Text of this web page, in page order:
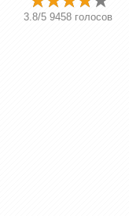
3.8/5 9458 голосов